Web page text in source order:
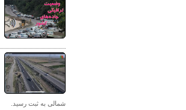
شمالى به ثبت رسيد.